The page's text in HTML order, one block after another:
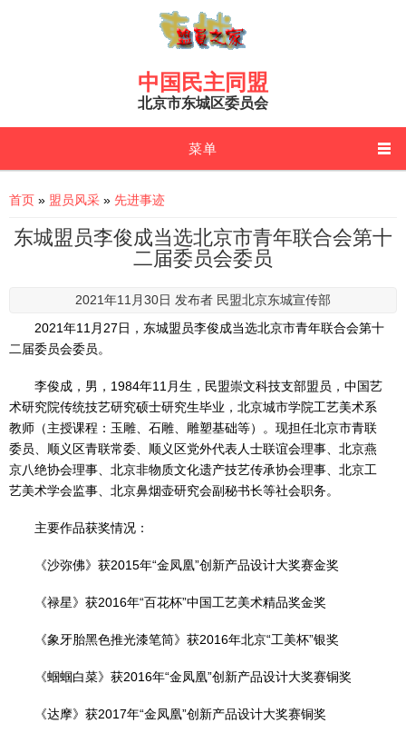
中国民主同盟
北京市东城区委员会
菜单
You are here
首页 » 盟员风采 » 先进事迹
东城盟员李俊成当选北京市青年联合会第十
二届委员会委员
2021年11月30日 发布者 民盟北京东城宣传部
2021年11月27日，东城盟员李俊成当选北京市青年联合会第十
二届委员会委员。
李俊成，男，1984年11月生，民盟崇文科技支部盟员，中国艺
术研究院传统技艺研究硕士研究生毕业，北京城市学院工艺美术系
教师（主授课程：玉雕、石雕、雕塑基础等）。现担任北京市青联
委员、顺义区青联常委、顺义区党外代表人士联谊会理事、北京燕
京八绝协会理事、北京非物质文化遗产技艺传承协会理事、北京工
艺美术学会监事、北京鼻烟壶研究会副秘书长等社会职务。
主要作品获奖情况：
《沙弥佛》获2015年“金凤凰”创新产品设计大奖赛金奖
《禄星》获2016年“百花杯”中国工艺美术精品奖金奖
《象牙胎黑色推光漆笔筒》获2016年北京“工美杯”银奖
《蝈蝈白菜》获2016年“金凤凰”创新产品设计大奖赛铜奖
《达摩》获2017年“金凤凰”创新产品设计大奖赛铜奖